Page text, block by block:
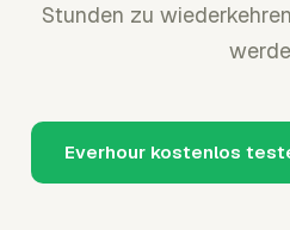
Stunden zu
Everhour kostenlos